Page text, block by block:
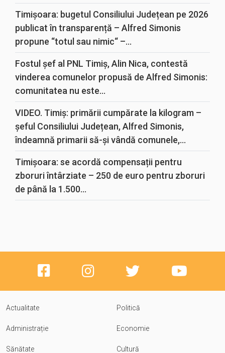
Timișoara: bugetul Consiliului Județean pe 2026
publicat în transparență – Alfred Simonis
propune “totul sau nimic“ –...
Fostul șef al PNL Timiș, Alin Nica, contestă
vinderea comunelor propusă de Alfred Simonis:
comunitatea nu este...
VIDEO. Timiș: primării cumpărate la kilogram –
șeful Consiliului Județean, Alfred Simonis,
îndeamnă primarii să-și vândă comunele,...
Timișoara: se acordă compensații pentru
zboruri întârziate – 250 de euro pentru zboruri
de până la 1.500...
Actualitate Politică
Administrație Economie
Sănătate Cultură